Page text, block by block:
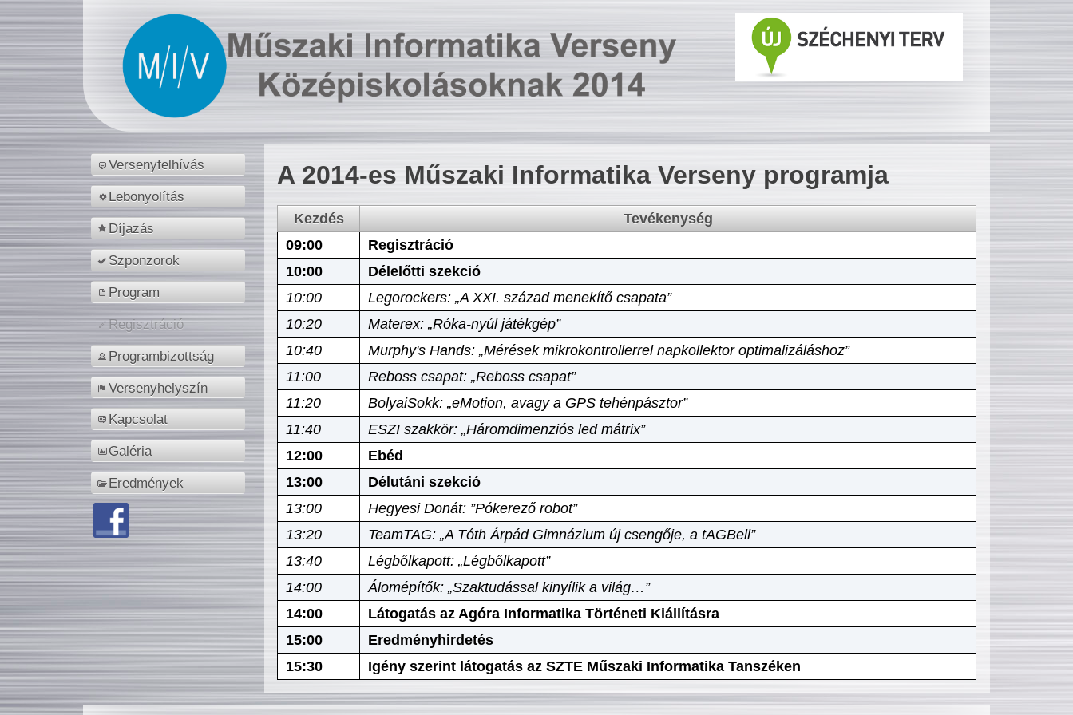
Versenyfelhívás
Lebonyolítás
Díjazás
Szponzorok
Program
Regisztráció
Programbizottság
Versenyhelyszín
Kapcsolat
Galéria
Eredmények
A 2014-es Műszaki Informatika Verseny programja
Kezdés
Tevékenység
09:00
Regisztráció
10:00
Délelőtti szekció
10:00
Legorockers: „A XXI. század menekítő csapata”
10:20
Materex: „Róka-nyúl játékgép”
10:40
Murphy's Hands: „Mérések mikrokontrollerrel napkollektor optimalizáláshoz”
11:00
Reboss csapat: „Reboss csapat”
11:20
BolyaiSokk: „eMotion, avagy a GPS tehénpásztor”
11:40
ESZI szakkör: „Háromdimenziós led mátrix”
12:00
Ebéd
13:00
Délutáni szekció
13:00
Hegyesi Donát: ”Pókerező robot”
13:20
TeamTAG: „A Tóth Árpád Gimnázium új csengője, a tAGBell”
13:40
Légbőlkapott: „Légbőlkapott”
14:00
Álomépítők: „Szaktudással kinyílik a világ…”
14:00
Látogatás az Agóra Informatika Történeti Kiállításra
15:00
Eredményhirdetés
15:30
Igény szerint látogatás az SZTE Műszaki Informatika Tanszéken